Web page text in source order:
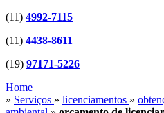
(11) 4992-7115
(11) 4438-8611
(19) 97171-5226
Home
» Serviços » licenciamentos »